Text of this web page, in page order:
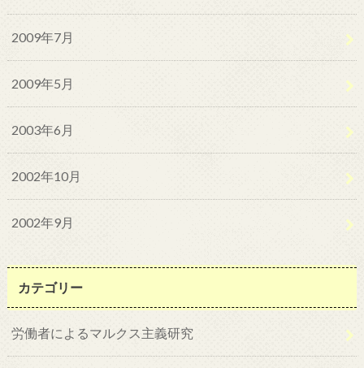
2009年7月
2009年5月
2003年6月
2002年10月
2002年9月
カテゴリー
労働者によるマルクス主義研究